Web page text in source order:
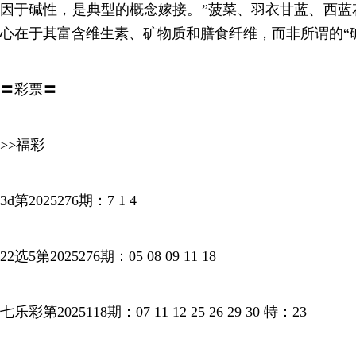
因于碱性，是典型的概念嫁接。”菠菜、羽衣甘蓝、西
心在于其富含维生素、矿物质和膳食纤维，而非所谓的“
〓彩票〓
>>福彩
3d第2025276期：7 1 4
22选5第2025276期：05 08 09 11 18
七乐彩第2025118期：07 11 12 25 26 29 30 特：23